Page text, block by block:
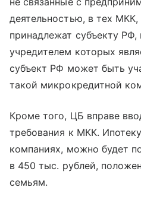
деятельностью, в тех МКК,
принадлежат субъекту
учредителем которых
субъект РФ может быть
такой микрокредитной
Кроме того, ЦБ вправе
требования к МКК.
компаниях, можно будет
в 450 тыс. рублей,
семьям.